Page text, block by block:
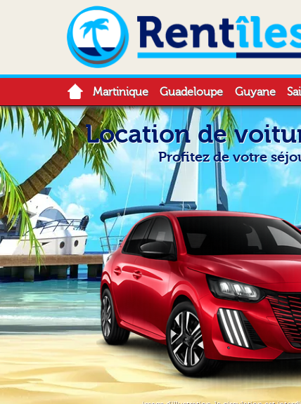
Martinique Guadeloupe Guyane
Location de
Profitez de votre